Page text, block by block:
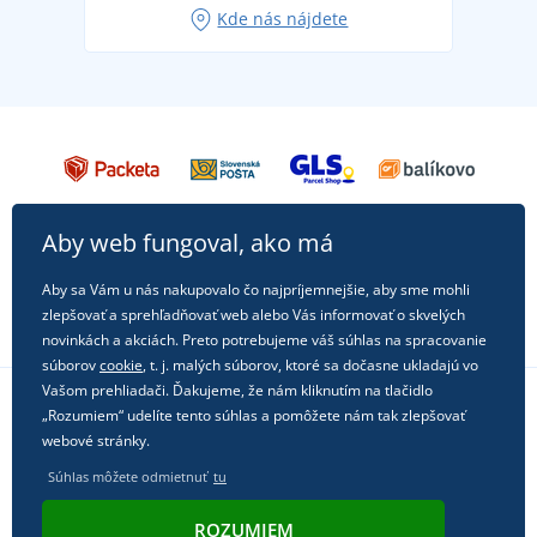
Kde nás nájdete
Sledujte nás na sociálnych sieťach
Aby web fungoval, ako má
Aby sa Vám u nás nakupovalo čo najpríjemnejšie, aby sme mohli
zlepšovať a sprehľadňovať web alebo Vás informovať o skvelých
novinkách a akciách. Preto potrebujeme váš súhlas na spracovanie
súborovcookie, t. j. malých súborov, ktoré sa dočasne ukladajú vo
Vašom prehliadači. Ďakujeme, že nám kliknutím na tlačidlo
„Rozumiem“ udelíte tento súhlas a pomôžete nám tak zlepšovať
webové stránky.
Súhlas môžete odmietnuť tu
ROZUMIEM